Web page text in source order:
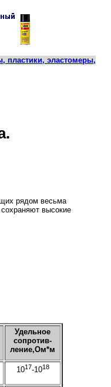
пластики, эластомеры,
рядом весьма
высокие
Удельное
сопротив-
ление,Ом*м
1017-1018